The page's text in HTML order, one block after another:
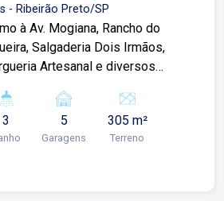
- Ribeirão Preto/SP
à Av. Mogiana, Rancho do
Salgaderia Dois Irmãos,
Artesanal e diversos
-Cozinha; -01 banheiro social;
-Quintal; -01 banheiro externo;
com: -
3 5
Garagens
305 m²
Terreno